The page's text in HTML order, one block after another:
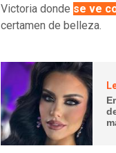
Victoria donde se ve
certamen de belleza.